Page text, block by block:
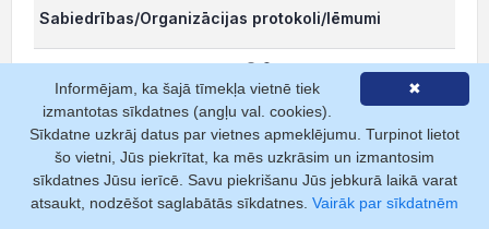
Sabiedrības/Organizācijas protokoli/lēmumi
TIF
60.77 KB
05.02.2025
✖
Informējam, ka šajā tīmekļa vietnē tiek
izmantotas sīkdatnes (angļu val. cookies).
Sīkdatne uzkrāj datus par vietnes apmeklējumu. Turpinot lietot
šo vietni, Jūs piekrītat, ka mēs uzkrāsim un izmantosim
sīkdatnes Jūsu ierīcē. Savu piekrišanu Jūs jebkurā laikā varat
atsaukt, nodzēšot saglabātās sīkdatnes. Vairāk par sīkdatnēm